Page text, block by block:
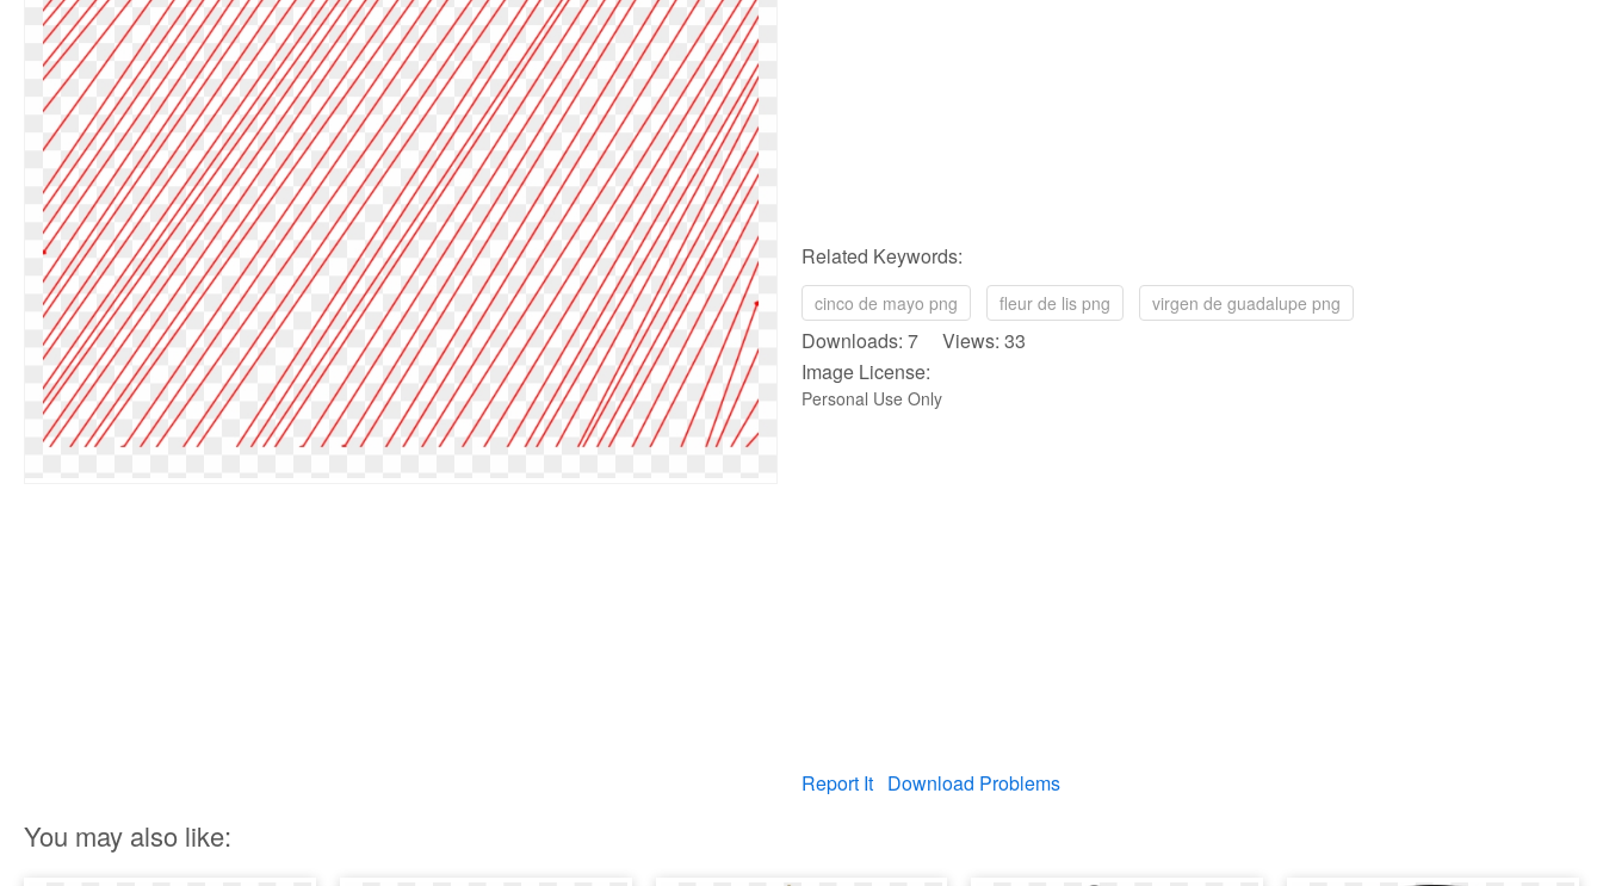
Related Keywords:
cinco de mayo png fleur de lis png virgen de guadalupe png
Downloads: 7 Views: 33
Image License:
Personal Use Only
Report It Download Problems
You may also like: